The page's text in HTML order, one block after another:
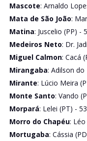
Mascote: Arnaldo
Mata de São João:
Matina: Juscelio (PP) -
Medeiros Neto: Dr.
Miguel Calmon: Cacá
Mirangaba: Adilson do
Mirante: Lúcio Meira
Monte Santo: Vando
Morpará: Lelei (PT) -
Morro do Chapéu:
Mortugaba: Cássia